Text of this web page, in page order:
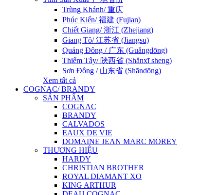
Trùng Khánh/ 重庆
Phúc Kiến/ 福建 (Fujian)
Chiết Giang/ 浙江 (Zhejiang)
Giang Tô/ 江苏省 (Jiangsu)
Quảng Đông / 广东 (Guǎngdōng)
Thiểm Tây/ 陝西省 (Shǎnxī sheng)
Sơn Đông / 山东省 (Shāndōng)
Xem tất cả
COGNAC/ BRANDY
SẢN PHẨM
COGNAC
BRANDY
CALVADOS
EAUX DE VIE
DOMAINE JEAN MARC MOREY
THƯƠNG HIỆU
HARDY
CHRISTIAN BROTHER
ROYAL DIAMANT XO
KING ARTHUR